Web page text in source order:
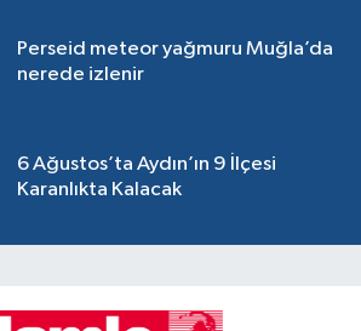
Perseid meteor yağmuru Muğla’da
nerede izlenir
6 Ağustos’ta Aydın’ın 9 İlçesi
Karanlıkta Kalacak